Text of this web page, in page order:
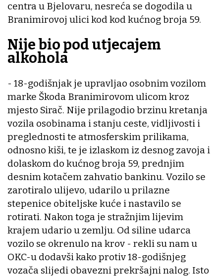
centra u Bjelovaru, nesreća se dogodila u
Branimirovoj ulici kod kod kućnog broja 59.
Nije bio pod utjecajem
alkohola
- 18-godišnjak je upravljao osobnim vozilom
marke Škoda Branimirovom ulicom kroz
mjesto Sirač. Nije prilagodio brzinu kretanja
vozila osobinama i stanju ceste, vidljivosti i
preglednosti te atmosferskim prilikama,
odnosno kiši, te je izlaskom iz desnog zavoja i
dolaskom do kućnog broja 59, prednjim
desnim kotačem zahvatio bankinu. Vozilo se
zarotiralo ulijevo, udarilo u prilazne
stepenice obiteljske kuće i nastavilo se
rotirati. Nakon toga je stražnjim lijevim
krajem udario u zemlju. Od siline udarca
vozilo se okrenulo na krov - rekli su nam u
OKC-u dodavši kako protiv 18-godišnjeg
vozača slijedi obavezni prekršajni nalog. Isto